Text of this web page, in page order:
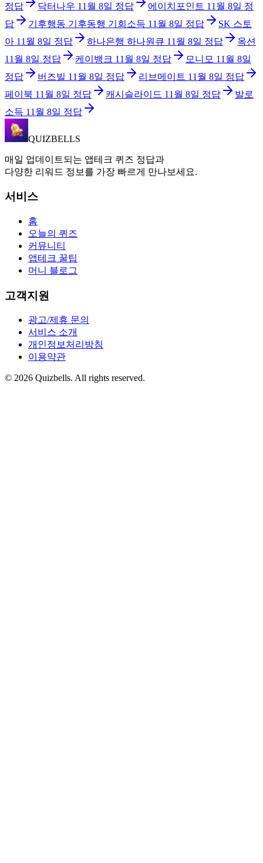
정답
닥터나우 11월 8일 정답 에이치포인트 11월 8일 정
답
기후행동 기후동행 기회소득 11월 8일 정답
SK 스토
아 11월 8일 정답 하나은행 하나원큐 11월 8일 정답
옥션
11월 8일 정답 케이뱅크 11월 8일 정답 모니모 11월 8일
정답
버즈빌 11월 8일 정답 리브메이트 11월 8일 정답
페이북 11월 8일 정답 캐시슬라이드 11월 8일 정답
발로
소득 11월 8일 정답
QUIZBELLS
매일 업데이트되는 앱테크 퀴즈 정답과
다양한 리워드 정보를 가장 빠르게 만나보세요.
서비스
홈
오늘의 퀴즈
커뮤니티
앱테크 꿀팁
머니 블로그
고객지원
광고/제휴 문의
서비스 소개
개인정보처리방침
이용약관
© 2026 Quizbells. All rights reserved.